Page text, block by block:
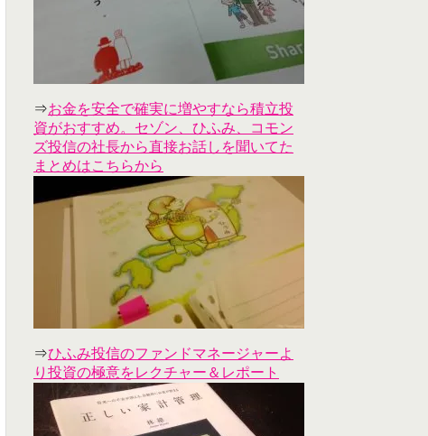
⇒お金を安全で確実に増やすなら積立投
資がおすすめ。セゾン、ひふみ、コモン
ズ投信の社長から直接お話しを聞いてた
まとめはこちらから
⇒ひふみ投信のファンドマネージャーよ
り投資の極意をレクチャー＆レポート